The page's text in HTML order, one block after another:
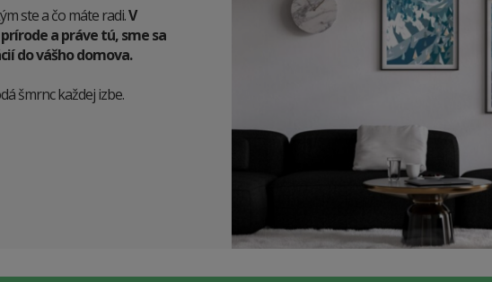
ste a čo máte radi.V
a práve tú, sme sa
do vášho domova.
šmrnc každej izbe.